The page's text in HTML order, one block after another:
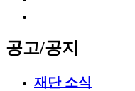
공고/공지
재단 소식